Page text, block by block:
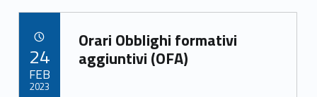
b
o
o
d
o
n
l e
Link identifier archive #link-archive-67272
Orari Obblighi formativi
aggiuntivi (OFA)
24
FEB
2023